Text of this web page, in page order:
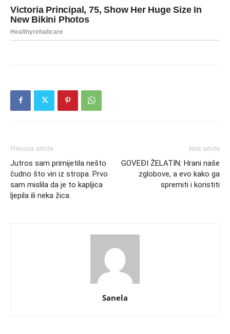
Previous article
Jutros sam primijetila nešto
čudno što viri iz stropa. Prvo
sam mislila da je to kapljica
ljepila ili neka žica.
Next article
GOVEĐI ŽELATIN: Hrani naše
zglobove, a evo kako ga
spremiti i koristiti
Sanela